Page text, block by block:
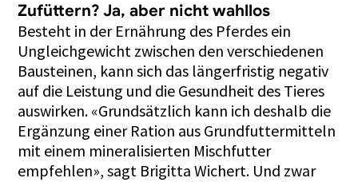
Zufüttern? Ja, aber nicht wahllos
Besteht in der Ernährung des Pferdes ein
Ungleichgewicht zwischen den verschiedenen
Bausteinen, kann sich das längerfristig negativ
auf die Leistung und die Gesundheit des Tieres
auswirken. «Grundsätzlich kann ich deshalb die
Ergänzung einer Ration aus Grundfuttermitteln
mit einem mineralisierten Mischfutter
empfehlen», sagt Brigitta Wichert. Und zwar